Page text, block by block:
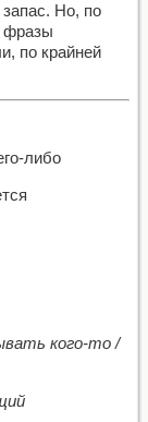
Но, по
фразы
по крайней
либо
кого-то /